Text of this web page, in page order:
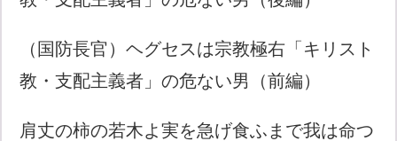
（国防長官）ヘグセスは宗教極右「キリスト
教・支配主義者」の危ない男（前編）
肩丈の柿の若木よ実を急げ食ふまで我は命つ